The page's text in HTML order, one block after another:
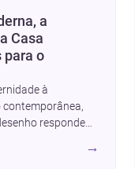
a
Casa
para o
à
responde
são
mais humanos,
→